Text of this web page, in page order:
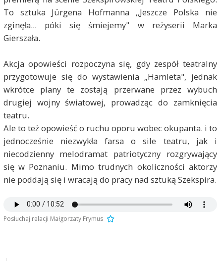
To sztuka Jürgena Hofmanna ,,Jeszcze Polska nie
zginęła... póki się śmiejemy" w reżyserii Marka
Gierszała.
Akcja opowieści rozpoczyna się, gdy zespół teatralny
przygotowuje się do wystawienia „Hamleta", jednak
wkrótce plany te zostają przerwane przez wybuch
drugiej wojny światowej, prowadząc do zamknięcia
teatru.
Ale to też opowieść o ruchu oporu wobec okupanta. i to
jednocześnie niezwykła farsa o sile teatru, jak i
niecodzienny melodramat patriotyczny rozgrywający
się w Poznaniu. Mimo trudnych okoliczności aktorzy
nie poddają się i wracają do pracy nad sztuką Szekspira.
Posłuchaj relacji Małgorzaty Frymus